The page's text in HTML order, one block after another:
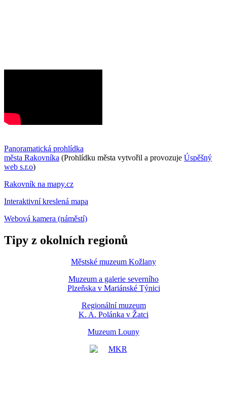
Panoramatická prohlídka
města Rakovníka (Prohlídku města vytvořil a provozuje Úspěšný
web s.r.o)
Rakovník na mapy.cz
Interaktivní kreslená mapa
Webová kamera (náměstí)
Tipy z okolních regionů
Městské muzeum Kožlany
Muzeum a galerie severního
Plzeňska v Mariánské Týnici
Regionální muzeum
K. A. Polánka v Žatci
Muzeum Louny